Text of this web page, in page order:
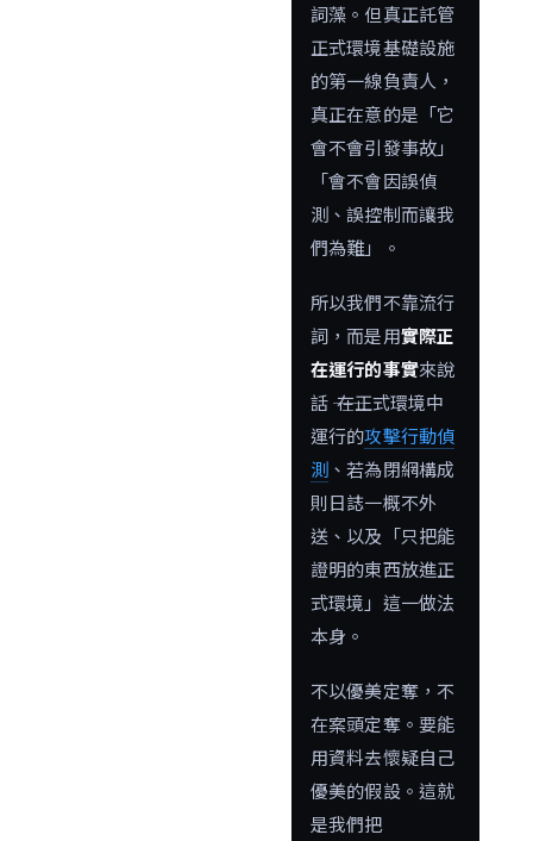
詞藻。但真正託管
正式環境基礎設施
的第一線負責人，
真正在意的是「它
會不會引發事故」
「會不會因誤偵
測、誤控制而讓我
們為難」。
所以我們不靠流行
詞，而是用實際正
在運行的事實來說
話 ―― 在正式環境中
運行的攻擊行動偵
測 、若為閉網構成
則日誌一概不外
送、以及「只把能
證明的東西放進正
式環境」這一做法
本身。
不以優美定奪，不
在案頭定奪。要能
用資料去懷疑自己
優美的假設。這就
是我們把